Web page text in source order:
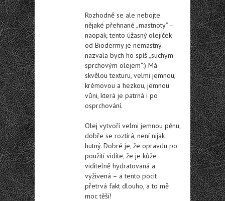
Rozhodně se ale nebojte
nějaké přehnané „mastnoty“ –
naopak, tento úžasný olejíček
od Biodermy je nemastný –
nazvala bych ho spíš „suchým
sprchovým olejem“:) Má
skvělou texturu, velmi jemnou,
krémovou a hezkou, jemnou
vůni, která je patrná i po
osprchování.
Olej vytvoří velmi jemnou pěnu,
dobře se roztírá, není nijak
hutný. Dobré je, že opravdu po
použití vidíte, že je kůže
viditelně hydratovaná a
vyživená – a tento pocit
přetrvá fakt dlouho, a to mě
moc těší!